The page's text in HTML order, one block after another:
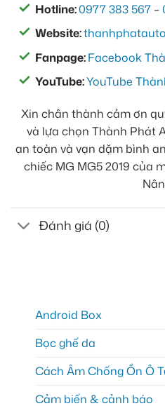
Hotline:0977 383 567 –
Website:
Fanpage:Facebook
YouTube:YouTube
Xin chân thành cảm ơn
và lựa chọn Thành Phát
an toàn và vạn dặm bình
chiếc MG MG5 2019 của
Đánh giá (0)
Android Box
Bọc ghế da
Cách Âm Chống Ồn Ô
Cảm biến & cảnh báo